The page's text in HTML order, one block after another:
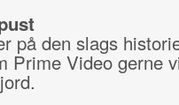
på den slags
Prime Video gerne